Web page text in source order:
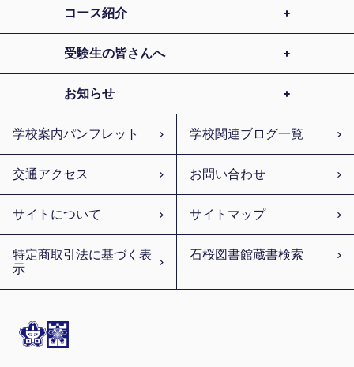
コース紹介
受験生の皆さんへ
お知らせ
学校案内パンフレット 学校関連ブログ一覧
交通アクセス お問い合わせ
サイトについて サイトマップ
特定商取引法に基づく表
示
石桜図書館蔵書検索